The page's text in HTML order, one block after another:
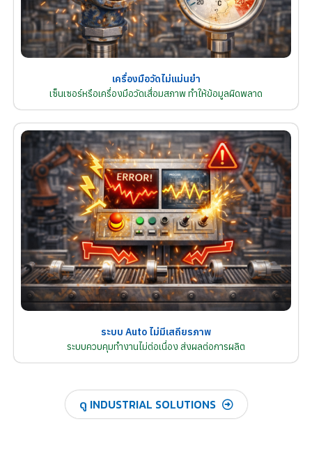
เครื่องมือวัดไม่แม่นยำ
เซ็นเซอร์หรือเครื่องมือวัดเสื่อมสภาพ ทำให้ข้อมูลผิดพลาด
ระบบ Auto ไม่มีเสถียรภาพ
ระบบควบคุมทำงานไม่ต่อเนื่อง ส่งผลต่อการผลิต
ดู INDUSTRIAL SOLUTIONS